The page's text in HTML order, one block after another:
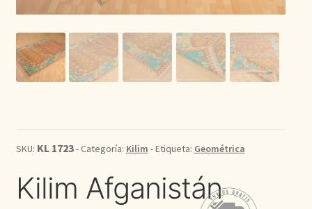
Redondas
Pasillo
SKU: KL 1723- Categoría: Kilim - Etiqueta: Geométrica
Kilim Afganistán